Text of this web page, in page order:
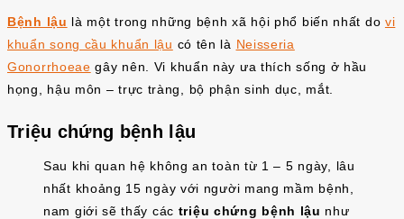
Bệnh lậu là một trong những bệnh xã hội phổ biến nhất do vi
khuẩn song cầu khuẩn lậu có tên là Neisseria
Gonorrhoeae gây nên. Vi khuẩn này ưa thích sống ở hầu
họng, hậu môn – trực tràng, bộ phận sinh dục, mắt.
Triệu chứng bệnh lậu
Sau khi quan hệ không an toàn từ 1 – 5 ngày, lâu
nhất khoảng 15 ngày với người mang mầm bệnh,
nam giới sẽ thấy các triệu chứng bệnh lậu như